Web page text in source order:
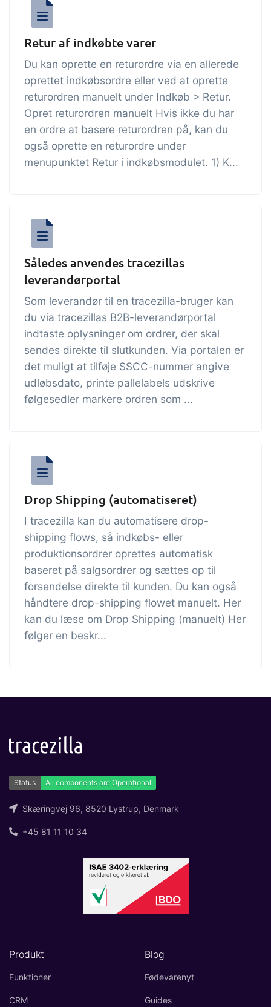
Retur af indkøbte varer
Du kan oprette en returordre via en allerede
oprettet indkøbsordre eller ved at oprette
returordren manuelt under Indkøb > Retur.
Opret returordren manuelt Hvis ikke du har
en ordre at basere returordren på, kan du
også oprette en returordre under
menupunktet Retur i indkøbsmodulet. 1) K...
Således anvendes tracezillas
leverandørportal
Som leverandør til en tracezilla-bruger kan
du via tracezillas B2B-leverandørportal
indtaste oplysninger om ordrer, der skal
sendes direkte til slutkunden. Via portalen er
det muligt at tilføje SSCC-nummer angive
udløbsdato, printe pallelabels udskrive
følgesedler markere ordren som ...
Drop Shipping (automatiseret)
I tracezilla kan du automatisere drop-
shipping flows, så indkøbs- eller
produktionsordrer oprettes automatisk
baseret på salgsordrer og sættes op til
forsendelse direkte til kunden. Du kan også
håndtere drop-shipping flowet manuelt. Her
kan du læse om Drop Shipping (manuelt) Her
følger en beskr...
Skæringvej 96, 8520 Lystrup, Denmark
+45 81 11 10 34
Produkt
Funktioner
CRM
Blog
Fødevarenyt
Guides